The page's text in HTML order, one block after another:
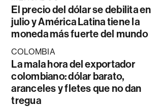
El precio del dólar se debilita en
julio y América Latina tiene la
moneda más fuerte del mundo
COLOMBIA
La mala hora del exportador
colombiano: dólar barato,
aranceles y fletes que no dan
tregua